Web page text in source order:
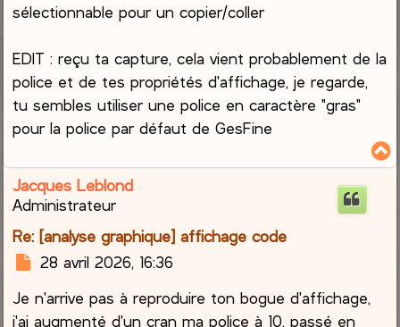
sélectionnable pour un copier/coller
EDIT : reçu ta capture, cela vient probablement de la
police et de tes propriétés d'affichage, je regarde,
tu sembles utiliser une police en caractère "gras"
pour la police par défaut de GesFine
Jacques Leblond
Administrateur
Re: [analyse graphique] affichage code
M
s
s
28 avril 2026, 16:36
Je n'arrive pas à reproduire ton bogue d'affichage,
j'ai augmenté d'un cran ma police à 10, passé en